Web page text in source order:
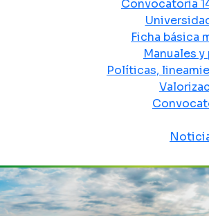
Convocatoria
Ficha básica
Manuales y
Políticas,